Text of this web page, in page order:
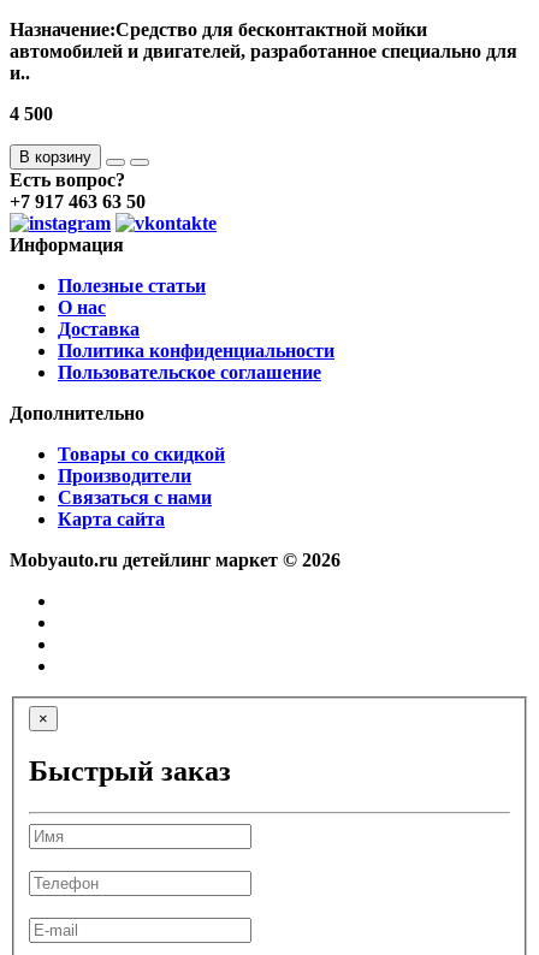
Назначение:Средство для бесконтактной мойки
автомобилей и двигателей, разработанное специально для
и..
4 500
В корзину
Есть вопрос?
+7 917 463 63 50
Информация
Полезные статьи
О нас
Доставка
Политика конфиденциальности
Пользовательское соглашение
Дополнительно
Товары со скидкой
Производители
Связаться с нами
Карта сайта
Mobyauto.ru детейлинг маркет © 2026
×
Быстрый заказ